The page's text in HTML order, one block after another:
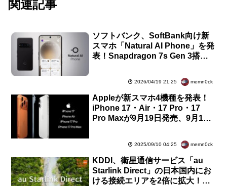
関連記事
ソフトバンク、SoftBank向け新
スマホ「Natural AI Phone」を発
表！Snapdragon 7s Gen 3搭
2026/04/19 21:25 memn0ck
Appleが新スマホ4機種を発表！
iPhone 17・Air・17 Pro・17
Pro Maxが9月19日発売、9月12
2025/09/10 04:25 memn0ck
KDDI、衛星通信サービス「au
Starlink Direct」の日本国内にお
ける接続エリアを2倍に拡大！領